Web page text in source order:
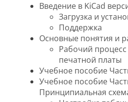
Введение в KiCad
Загрузка и
Поддержка
Основные понятия и
Рабочий
печатной платы
Учебное пособие
Учебное пособие
Принципиальная